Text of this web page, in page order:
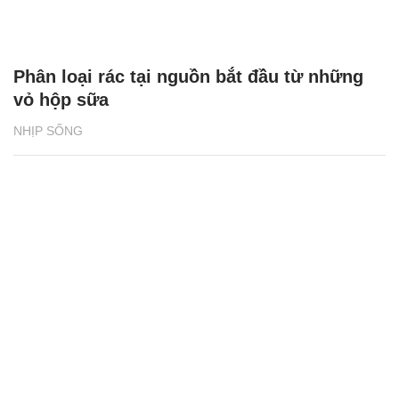
NHỊP SỐNG
Phân loại rác tại nguồn bắt đầu từ những
vỏ hộp sữa